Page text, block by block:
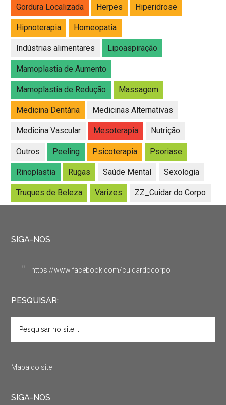
Gordura Localizada Herpes Hiperidrose
Hipnoterapia Homeopatia
Indústrias alimentares Lipoaspiração
Mamoplastia de Aumento
Mamoplastia de Redução Massagem
Medicina Dentária Medicinas Alternativas
Medicina Vascular Mesoterapia Nutrição
Outros Peeling Psicoterapia Psoriase
Rinoplastia Rugas Saúde Mental Sexologia
Truques de Beleza Varizes ZZ_Cuidar do Corpo
SIGA-NOS
https://www.facebook.com/cuidardocorpo
PESQUISAR:
Mapa do site
SIGA-NOS